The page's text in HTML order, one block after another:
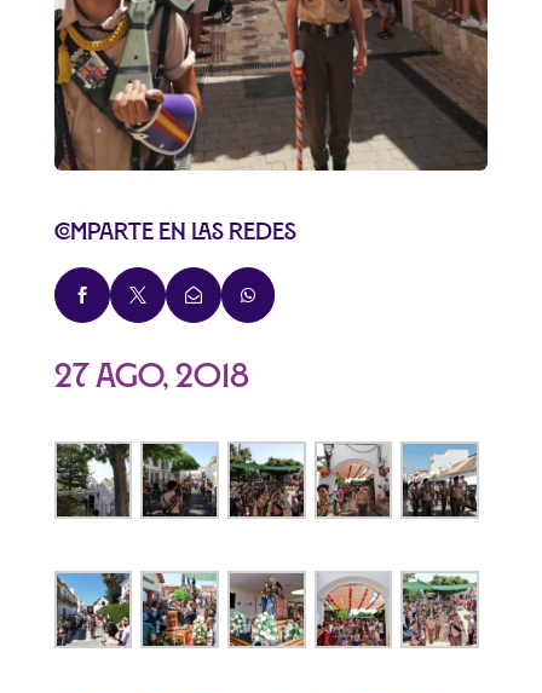
Comparte en las redes
   
27 Ago, 2018